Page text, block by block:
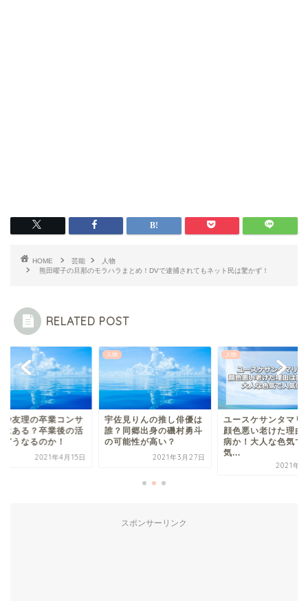
HOME 芸能
人物
熊田曜子の旦那のモラハラまとめ！DVで逮捕されてもネット民は驚かず！
RELATED POST
見りんの推し俳優は
同郷出身の磯村勇斗
能性が高い？
2021年3月27日
人物
ユースケサンタマリアの
顔色悪い老けた理由は鬱
病か！大人な色気で人
人物
松村沙友理の卒業コ
ートはある？卒業後
動はどうなるのか！
スポンサーリンク